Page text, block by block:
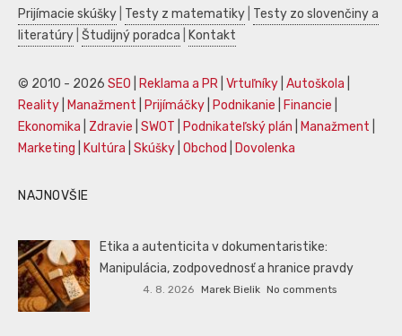
Prijímacie skúšky Testy z matematiky Testy zo slovenčiny a
literatúry Študijný poradca Kontakt
© 2010 - 2026 SEO Reklama a PR Vrtuľníky Autoškola
Reality
Manažment Prijímáčky Podnikanie Financie
Ekonomika
Zdravie SWOT Podnikateľský plán Manažment
Marketing
Kultúra Skúšky Obchod Dovolenka
NAJNOVŠIE
Etika a autenticita v dokumentaristike:
Manipulácia, zodpovednosť a hranice pravdy
4. 8. 2026 Marek Bielik No comments